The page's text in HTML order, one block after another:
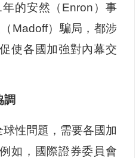
的安然（Enron）事
Madoff）騙局，都涉
使各國加強對內幕交
調
性問題，需要各國加
如，國際證券委員會